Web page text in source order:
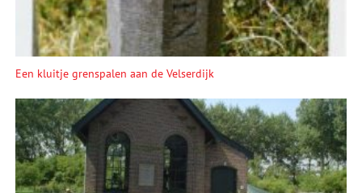
Een kluitje grenspalen aan de Velserdijk